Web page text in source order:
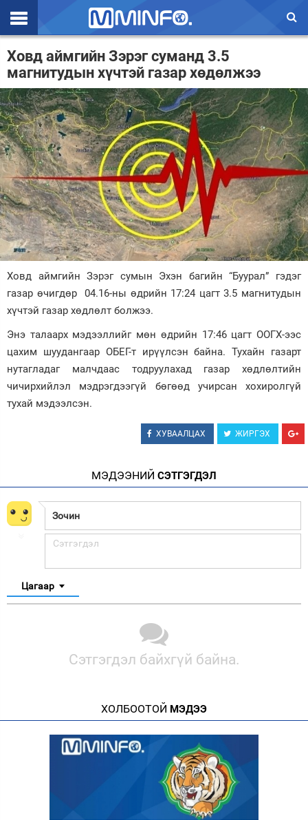
Эхлэл
Цаг агаар
Валют ханш
Улс төр
Эдийн засаг
Үзэл бодол
Спорт
Нийгэм
Дэлхий
Энтертайнмэнт
Зурхай
Ховд аймгийн Зэрэг суманд 3.5
магнитудын хүчтэй газар хөдөлжээ
Ховд аймгийн Зэрэг сумын Эхэн багийн “Буурал” гэдэг
газар өчигдөр 04.16-ны өдрийн 17:24 цагт 3.5 магнитудын
хүчтэй газар хөдлөлт болжээ.
Энэ талаарх мэдээллийг мөн өдрийн 17:46 цагт ООГХ-ээс
цахим шуудангаар ОБЕГ-т ирүүлсэн байна. Тухайн газарт
нутагладаг малчдаас тодруулахад газар хөдлөлтийн
чичирхийлэл мэдрэгдээгүй бөгөөд учирсан хохиролгүй
тухай мэдээлсэн.
ХУВААЛЦАХ ЖИРГЭХ
МЭДЭЭНИЙ СЭТГЭГДЭЛ
Цагаар
Сэтгэгдэл байхгүй байна.
ХОЛБООТОЙ МЭДЭЭ